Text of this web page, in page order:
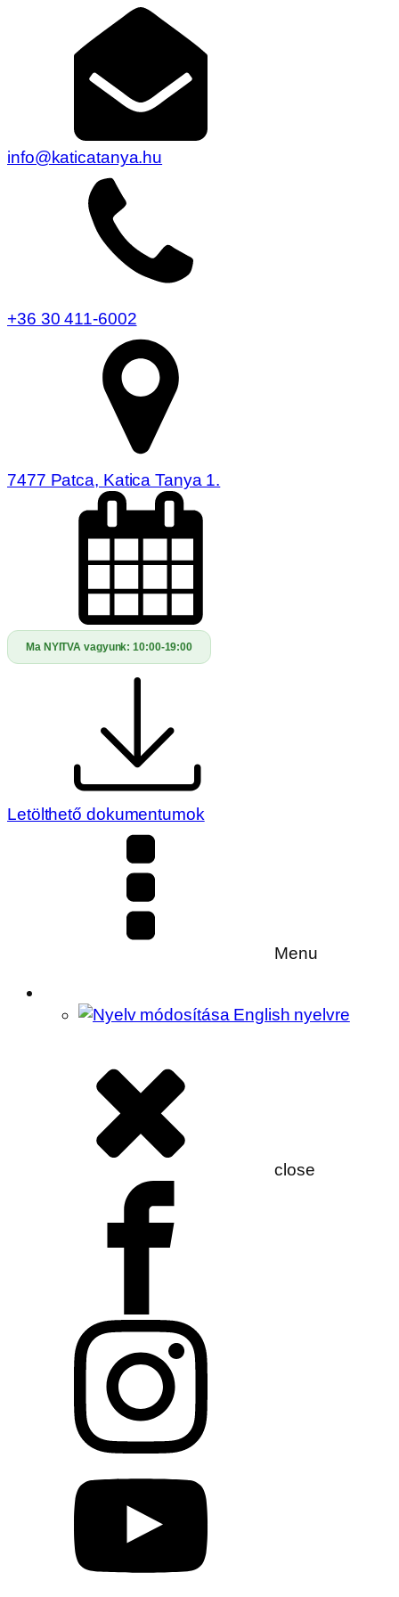
info@katicatanya.hu
+36 30 411-6002
7477 Patca, Katica Tanya 1.
Ma NYITVA vagyunk:10:00-19:00
Letölthető dokumentumok
Menu
close